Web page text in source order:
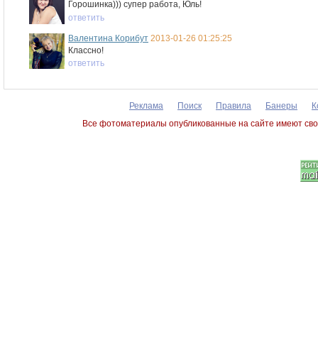
Горошинка))) супер работа, Юль!
ответить
Валентина Корибут 2013-01-26 01:25:25
Классно!
ответить
Реклама Поиск Правила Банеры
Все фотоматериалы опубликованные на сайте имеют